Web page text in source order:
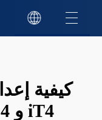
كيفية